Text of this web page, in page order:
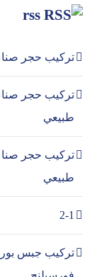
rss
تركيب حجر صناعي في دبي
طبيعي
طبيعي
2-1